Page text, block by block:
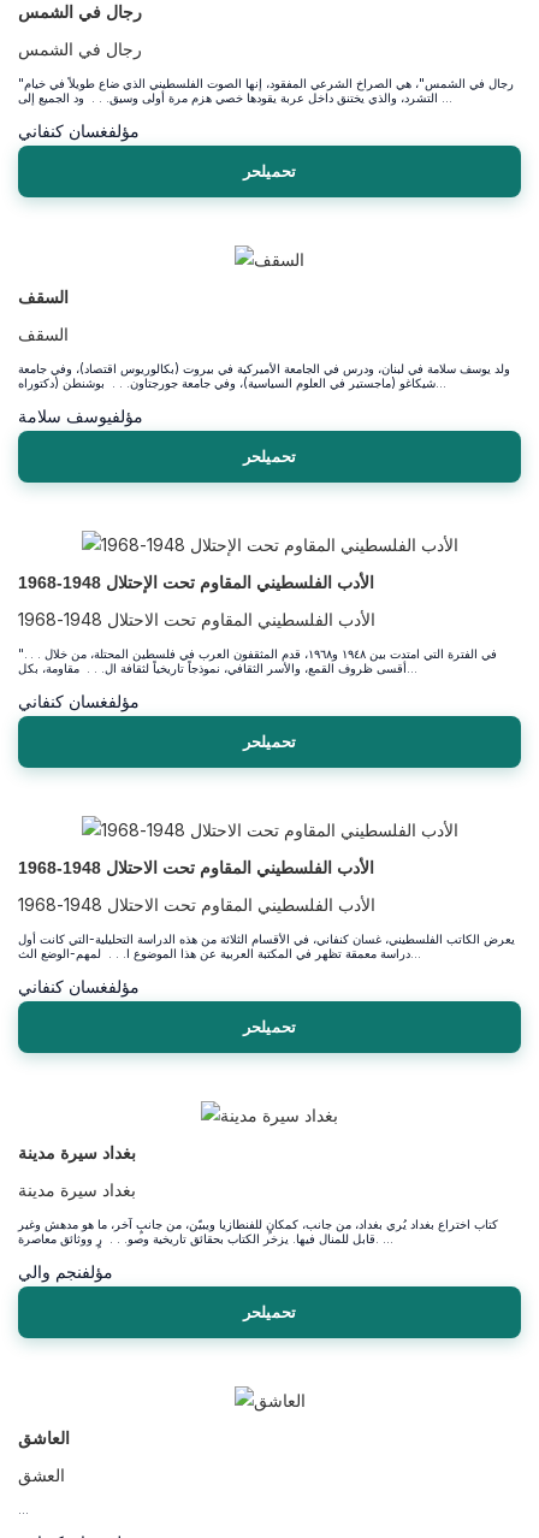
رجال في الشمس
رجال في الشمس
"رجال في الشمس"، هي الصراخ الشرعي المفقود، إنها الصوت الفلسطيني الذي ضاع طويلاً في خيام
مؤلفغسان كنفاني
تحميلحر
السقف
السقف
ولد يوسف سلامة في لبنان، ودرس في الجامعة الأميركية في بيروت (بكالوريوس اقتصاد)، وفي جامعة
مؤلفيوسف سلامة
تحميلحر
الأدب الفلسطيني المقاوم تحت الإحتلال 1948-1968
الأدب الفلسطيني المقاوم تحت الاحتلال 1948-1968
". . . في الفترة التي امتدت بين ١٩٤٨ و١٩٦٨، قدم المثقفون العرب في فلسطين المحتلة، من خلال
مؤلفغسان كنفاني
تحميلحر
الأدب الفلسطيني المقاوم تحت الاحتلال 1948-1968
الأدب الفلسطيني المقاوم تحت الاحتلال 1948-1968
يعرض الكاتب الفلسطيني، غسان كنفاني، في الأقسام الثلاثة من هذه الدراسة التحليلية-التي كانت أول
مؤلفغسان كنفاني
تحميلحر
بغداد سيرة مدينة
بغداد سيرة مدينة
كتاب اختراع بغداد يُري بغداد، من جانب، كمكانٍ للفنطازيا ويبيّن، من جانبٍ آخر، ما هو مدهش وغير
مؤلفنجم والي
تحميلحر
العاشق
العشق
...